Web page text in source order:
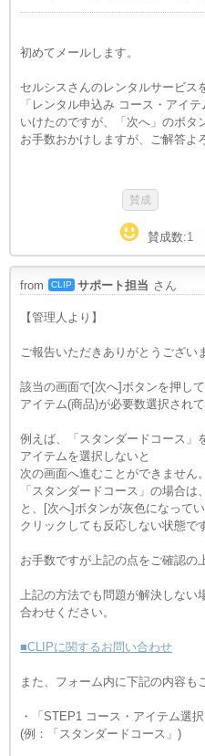
初めてメールします。
セルシスさんのレンタルサービス
「レンタル申込み コース・アイ
いけたのですが、「次へ」のボタ
お手数おかけしますが、ご解答よ
賛成数:1
from CLIP サポート担当 さん
【管理人より】
ご報告いただきありがとうござい
該当の画面で[次へ]ボタンを押し
アイテム(商品)が必要数選択され
例えば、「スタンダードコース」
アイテムを選択しないと
次の画面へ進むことができません。
「スタンダードコース」の場合
と、[次へ]ボタンが灰色になってい
クリックしても反応しない状態で
お手数ですが上記の点をご確認の
上記の方法でも問題が解決しない
合わせください。
■CLIPに関するお問い合わせ
また、フォーム内に下記の内容も
・「STEP1 コース・アイテム選
(例：「スタンダードコース」)